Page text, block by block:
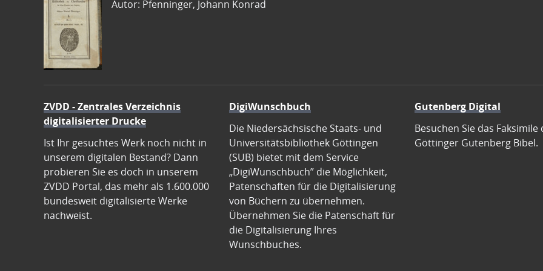
Autor: Pfenninger, Johann Konrad
ZVDD - Zentrales Verzeichnis
digitalisierter Drucke
Ist Ihr gesuchtes Werk noch nicht in
unserem digitalen Bestand? Dann
probieren Sie es doch in unserem
ZVDD Portal, das mehr als 1.600.000
bundesweit digitalisierte Werke
nachweist.
DigiWunschbuch
Die Niedersächsische Staats- und
Universitätsbibliothek Göttingen
(SUB) bietet mit dem Service
„DigiWunschbuch” die Möglichkeit,
Patenschaften für die Digitalisierung
von Büchern zu übernehmen.
Übernehmen Sie die Patenschaft für
die Digitalisierung Ihres
Wunschbuches.
Gutenberg Digital
Besuchen Sie das Faksimile
Göttinger Gutenberg Bibel.